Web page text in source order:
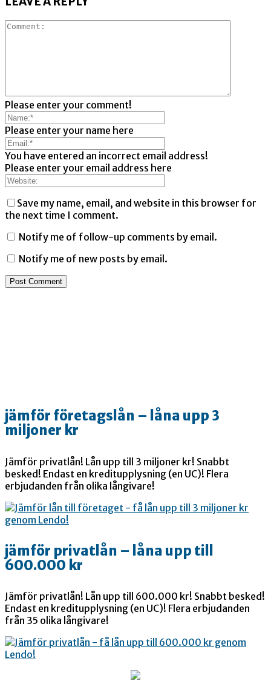
Please enter your comment!
Please enter your name here
You have entered an incorrect email address!
Please enter your email address here
Save my name, email, and website in this browser for
the next time I comment.
Notify me of follow-up comments by email.
Notify me of new posts by email.
jämför företagslån – låna upp 3
miljoner kr
Jämför privatlån! Lån upp till 3 miljoner kr! Snabbt
besked! Endast en kreditupplysning (en UC)! Flera
erbjudanden från olika långivare!
jämför privatlån – låna upp till
600.000 kr
Jämför privatlån! Lån upp till 600.000 kr! Snabbt besked!
Endast en kreditupplysning (en UC)! Flera erbjudanden
från 35 olika långivare!